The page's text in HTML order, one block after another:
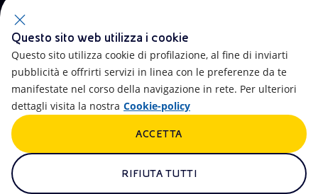
ALTRI LINK
Accessibilità Calendario
Newsletter Intelligenza artificiale
Truffe e Phishing
Questo sito web utilizza i cookie
Questo sito utilizza cookie di profilazione, al fine di inviarti
pubblicità e offrirti servizi in linea con le preferenze da te
manifestate nel corso della navigazione in rete. Per ulteriori
dettagli visita la nostra Cookie-policy
RIFIUTA TUTTI
ACCETTA